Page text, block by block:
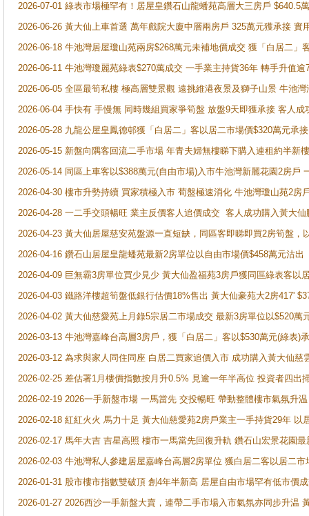
2026-07-01 綠表市場極罕有！居屋皇鑽石山龍蟠苑高層大三房戶
2026-06-26 黃大仙上車首選 萬年戲院大廈中層兩房戶 325萬元獲承接 實
2026-06-18 牛池灣居屋瓊山苑兩房$268萬元未補地價成交 獲「白居二」
2026-06-11 牛池灣瓊麗苑綠表$270萬成交 一手業主持貨36年 轉手升值逾
2026-06-05 全區最筍私樓 極高層雙景觀 遠挑維港夜景及獅子山景 牛池
2026-06-04 手快有 手慢無 同時幾組買家爭筍盤 放盤9天即獲承接 客人
2026-05-28 九龍公屋皇鳳德邨獲「白居二」客以居二市場價$320萬元承接
2026-05-15 新盤向隅客回流二手市場 年青夫婦無樓睇下購入連租約半新
2026-05-14 同區上車客以$388萬元(自由市場)入市牛池灣新麗花園2房戶
2026-04-30 樓市升勢持續 買家積極入市 荀盤極速消化 牛池灣瓊山苑2房
2026-04-28 一二手交頭暢旺 業主反價客人追價成交 客人成功購入黃大
2026-04-23 黃大仙居屋慈安苑盤源一直短缺，同區客即睇即買2房筍盤，
2026-04-16 鑽石山居屋皇龍蟠苑最新2房單位以自由市場價$458萬元沽出
2026-04-09 巨無霸3房單位買少見少 黃大仙盈福苑3房戶獲同區綠表客以
2026-04-03 鐵路洋樓超筍盤低銀行估價18%售出 黃大仙豪苑大2房417'
2026-04-02 黃大仙慈愛苑上月錄5宗居二市場成交 最新3房單位以$520萬
2026-03-13 牛池灣嘉峰台高層3房戶，獲「白居二」客以$530萬元(綠表)
2026-03-12 為求與家人同住同座 白居二買家追價入市 成功購入黃大仙
2026-02-25 差估署1月樓價指數按月升0.5% 見逾一年半高位 投資者四
2026-02-19 2026一手新盤市場 一馬當先 交投暢旺 帶動整體樓市氣氛升
2026-02-18 紅紅火火 馬力十足 黃大仙慈愛苑2房戶業主一手持貨29年 以
2026-02-17 馬年大吉 吉星高照 樓市一馬當先回復升軌 鑽石山宏景花園
2026-02-03 牛池灣私人參建居屋嘉峰台高層2房單位 獲白居二客以居二市
2026-01-31 股市樓市指數雙破頂 創4年半新高 居屋自由市場罕有低市價
2026-01-27 2026西沙一手新盤大賣，連帶二手市場入市氣氛亦同步升温